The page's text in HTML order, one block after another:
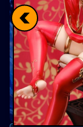
<